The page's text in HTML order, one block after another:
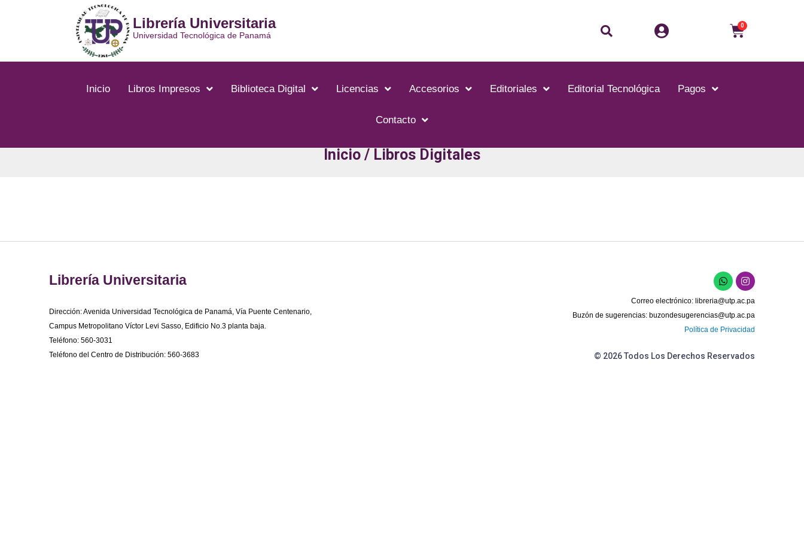
Librería Universitaria
Universidad Tecnológica de Panamá Buscar 0Carrito
Inicio Libros Impresos Biblioteca Digital Licencias Accesorios Editoriales Editorial Tecnológica Pagos
Contacto
Inicio / Libros Digitales
Librería Universitaria
Dirección: Avenida Universidad Tecnológica de Panamá, Vía Puente Centenario,
Campus Metropolitano Víctor Levi Sasso, Edificio No.3 planta baja.
Teléfono: 560-3031
Teléfono del Centro de Distribución: 560-3683
W
h
a
t
s
p
I
n
s
t
a
r
m
Correo electrónico: libreria@utp.ac.pa
Buzón de sugerencias: buzondesugerencias@utp.ac.pa
Política de Privacidad
© 2026 Todos Los Derechos Reservados